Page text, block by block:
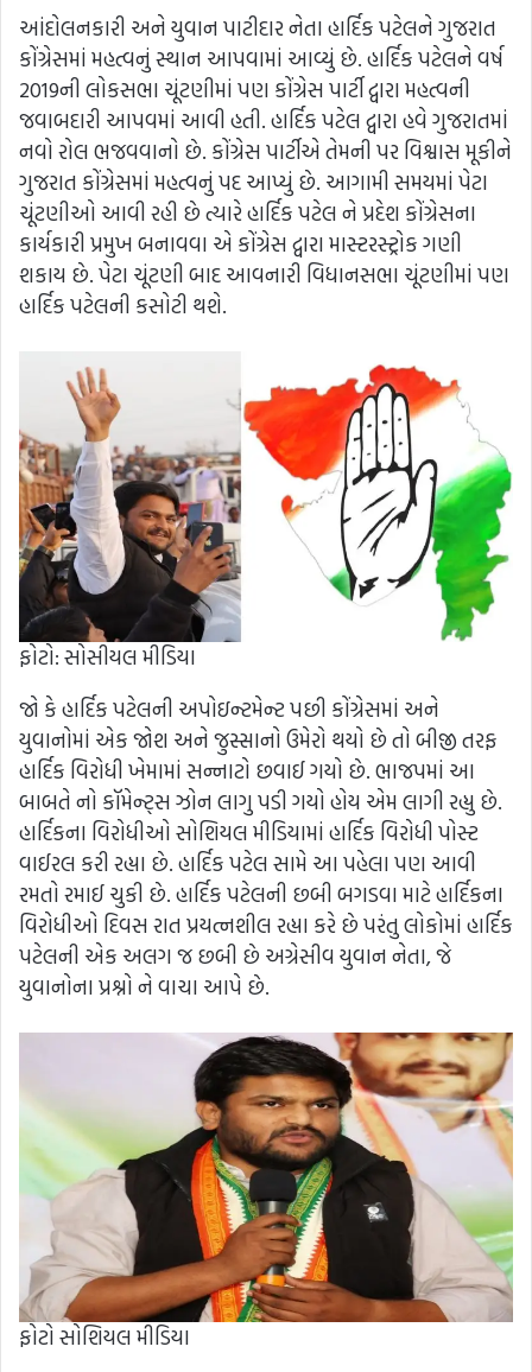
આંદોલનકારી અને યુવાન પાટીદાર નેતા હાર્દિક પટેલને ગુજરાત
કોંગ્રેસમાં મહત્વનું સ્થાન આપવામાં આવ્યું છે. હાર્દિક પટેલને વર્ષ
2019ની લોકસભા ચૂંટણીમાં પણ કોંગ્રેસ પાર્ટી દ્વારા મહત્વની
જવાબદારી આપવમાં આવી હતી. હાર્દિક પટેલ દ્વારા હવે ગુજરાતમાં
નવો રોલ ભજવવાનો છે. કોંગ્રેસ પાર્ટીએ તેમની પર વિશ્વાસ મૂકીને
ગુજરાત કોંગ્રેસમાં મહત્વનું પદ આપ્યું છે. આગામી સમયમાં પેટા
ચૂંટણીઓ આવી રહી છે ત્યારે હાર્દિક પટેલ ને પ્રદેશ કોંગ્રેસના
કાર્યકારી પ્રમુખ બનાવવા એ કોંગ્રેસ દ્વારા માસ્ટરસ્ટ્રોક ગણી
શકાય છે. પેટા ચૂંટણી બાદ આવનારી વિધાનસભા ચૂંટણીમાં પણ
હાર્દિક પટેલની કસોટી થશે.
ફોટો: સોસીયલ મીડિયા
જો કે હાર્દિક પટેલની અપોઇન્ટમેન્ટ પછી કોંગ્રેસમાં અને
યુવાનોમાં એક જોશ અને જુસ્સાનો ઉમેરો થયો છે તો બીજી તરફ
હાર્દિક વિરોધી ખેમામાં સન્નાટો છવાઈ ગયો છે. ભાજપમાં આ
બાબતે નો કૉમેન્ટ્સ ઝોન લાગુ પડી ગયો હોય એમ લાગી રહ્યુ છે.
હાર્દિકના વિરોધીઓ સોશિયલ મીડિયામાં હાર્દિક વિરોધી પોસ્ટ
વાઈરલ કરી રહ્યા છે. હાર્દિક પટેલ સામે આ પહેલા પણ આવી
રમતો રમાઈ ચુકી છે. હાર્દિક પટેલની છબી બગડવા માટે હાર્દિકના
વિરોધીઓ દિવસ રાત પ્રયત્નશીલ રહ્યા કરે છે પરંતુ લોકોમાં હાર્દિક
પટેલની એક અલગ જ છબી છે અગ્રેસીવ યુવાન નેતા, જે
યુવાનોના પ્રશ્નો ને વાચા આપે છે.
ફોટો સોશિયલ મીડિયા